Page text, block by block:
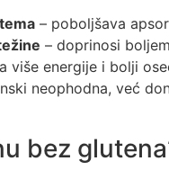
– poboljšava
– doprinosi
više energije i bolji
neophodna, već
bez